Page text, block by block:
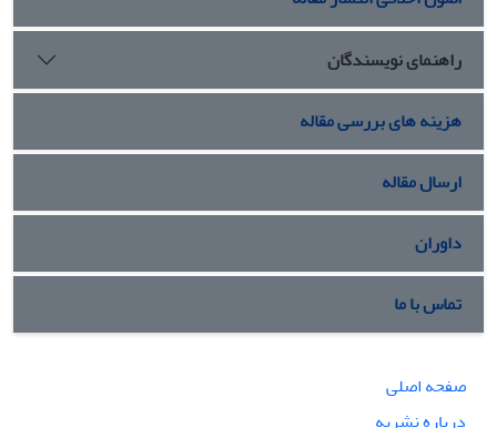
راهنمای نویسندگان
هزینه های بررسی مقاله
ارسال مقاله
داوران
تماس با ما
صفحه اصلی